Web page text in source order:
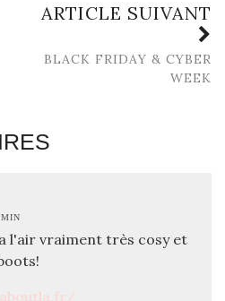
ARTICLE SUIVANT
BLACK FRIDAY & CYBER
WEEK
l'air vraiment très cosy et